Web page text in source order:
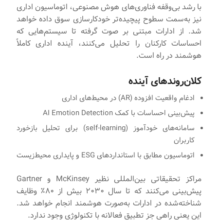
با رشد بی‌وقفه فناوری‌های هوش مصنوعی، اتوماسیون اداری
نیز به‌سمت سطوح پیچیده‌تر خودکارسازی سوق داده خواهد
شد. از ادارات مبتنی بر صوت گرفته تا سیستم‌هایی که
احساسات کارکنان را تحلیل می‌کنند، آینده اداری کاملاً
هوشمند در راه است.
کلان‌روندهای آینده
ادغام واقعیت افزوده (AR) در محیط‌های اداری
پیش‌بینی احساسات با کمک AI Emotion Detection
سامانه‌های خودآموز (self-learning) برای تحلیل بازخورد
کاربران
اتوماسیون مطابق با استانداردهای ESG و پایداری محیط‌زیست
مراکز تحقیقاتی بین‌المللی نظیر McKinsey و Gartner
پیش‌بینی می‌کنند که تا سال ۲۰۳۰ بیش از ۸۰٪ وظایف
شناخته‌شده در ادارات به‌صورت هوشمند انجام خواهد شد.
این یعنی راهی جز تطبیق فعالانه با تکنولوژی وجود ندارد.